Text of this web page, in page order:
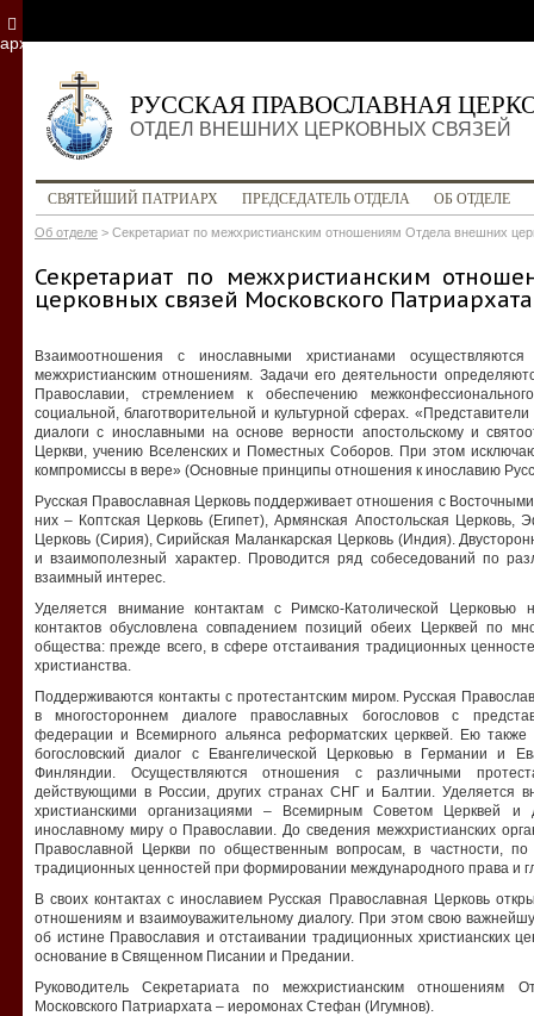
РУССКАЯ ПРАВОСЛАВНАЯ
ОТДЕЛ ВНЕШНИХ ЦЕРКОВНЫХ СВЯЗЕЙ
СВЯТЕЙШИЙ ПАТРИАРХ ПРЕДСЕДАТЕЛЬ ОТДЕЛА ОБ ОТДЕЛЕ
Об отделе > Секретариат по межхристианским отношениям Отдела внешних
Секретариат по межхристианским
церковных связей Московского Патриархата
Взаимоотношения с инославными христианами
межхристианским отношениям. Задачи его деятельности
Православии, стремлением к обеспечению
социальной, благотворительной и культурной сферах.
диалоги с инославными на основе верности апостольскому и
Церкви, учению Вселенских и Поместных Соборов. При этом
компромиссы в вере» (Основные принципы отношения к инославию
Русская Православная Церковь поддерживает отношения с
них – Коптская Церковь (Египет), Армянская Апостольская Церковь,
Церковь (Сирия), Сирийская Маланкарская Церковь (Индия).
и взаимополезный характер. Проводится ряд собеседований по
взаимный интерес.
Уделяется внимание контактам с Римско-Католической
контактов обусловлена совпадением позиций обеих Церквей по
общества: прежде всего, в сфере отстаивания традиционных
христианства.
Поддерживаются контакты с протестантским миром. Русская
в многостороннем диалоге православных богословов с
федерации и Всемирного альянса реформатских церквей. Ею также
богословский диалог с Евангелической Церковью в Германии и
Финляндии. Осуществляются отношения с различными
действующими в России, других странах СНГ и Балтии. Уделяется
христианскими организациями – Всемирным Советом Церквей и
инославному миру о Православии. До сведения межхристианских
Православной Церкви по общественным вопросам, в частности,
традиционных ценностей при формировании международного права и
В своих контактах с инославием Русская Православная Церковь
отношениям и взаимоуважительному диалогу. При этом свою
об истине Православия и отстаивании традиционных христианских
основание в Священном Писании и Предании.
Руководитель Секретариата по межхристианским отношениям
Московского Патриархата – иеромонах Стефан (Игумнов).
архив